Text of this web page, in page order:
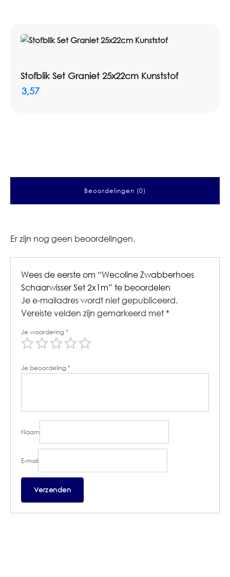
Stofblik Set Graniet 25x22cm Kunststof
3,57
Beoordelingen (0)
Er zijn nog geen beoordelingen.
Wees de eerste om “Wecoline Zwabberhoes
Schaarwisser Set 2x1m” te beoordelen
Je e-mailadres wordt niet gepubliceerd.
Vereiste velden zijn gemarkeerd met *
Je waardering*
Je beoordeling*
Naam
E-mail